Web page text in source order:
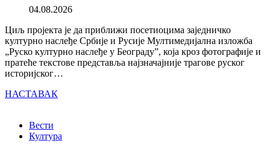
04.08.2026
Циљ пројекта је да приближи посетиоцима заједничко
културно наслеђе Србије и Русије Мултимедијална изложба
„Руско културно наслеђе у Београду”, која кроз фотографије и
пратеће текстове представља најзначајније трагове руског
историјског…
НАСТАВАК
Вести
Култура